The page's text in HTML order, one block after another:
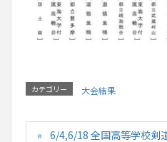
カテゴリー 大会結果
6/4,6/18 全国高等学校剣